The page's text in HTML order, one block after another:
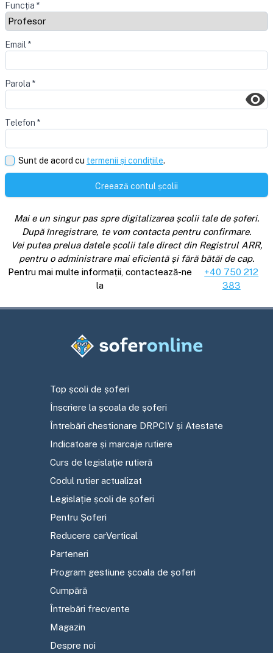
Funcția *
Email *
Parola *
Telefon *
Sunt de acord cu termenii și condițiile.
Creează contul școlii
Mai e un singur pas spre digitalizarea școlii tale de șoferi.
După înregistrare, te vom contacta pentru confirmare.
Vei putea prelua datele școlii tale direct din Registrul ARR,
pentru o administrare mai eficientă și fără bătăi de cap.
Pentru mai multe informații, contactează-ne
la
+40 750 212
383
Top școli de șoferi
Înscriere la școala de șoferi
Întrebări chestionare DRPCIV și Atestate
Indicatoare și marcaje rutiere
Curs de legislație rutieră
Codul rutier actualizat
Legislație școli de șoferi
Pentru Șoferi
Reducere carVertical
Parteneri
Program gestiune școala de șoferi
Cumpără
Întrebări frecvente
Magazin
Despre noi